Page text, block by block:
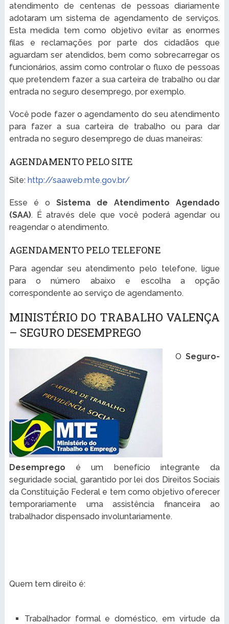
atendimento de centenas de pessoas diariamente
adotaram um sistema de agendamento de serviços.
Esta medida tem como objetivo evitar as enormes
filas e reclamações por parte dos cidadãos que
aguardam ser atendidos, bem como sobrecarregar os
funcionários, assim como controlar o fluxo de pessoas
que pretendem fazer a sua carteira de trabalho ou dar
entrada no seguro desemprego, por exemplo.
Você pode fazer o agendamento do seu atendimento
para fazer a sua carteira de trabalho ou para dar
entrada no seguro desemprego de duas maneiras:
AGENDAMENTO PELO SITE
Site: http://saaweb.mte.gov.br/
Esse é o Sistema de Atendimento Agendado
(SAA). É através dele que você poderá agendar ou
reagendar o atendimento.
AGENDAMENTO PELO TELEFONE
Para agendar seu atendimento pelo telefone, ligue
para o número abaixo e escolha a opção
correspondente ao serviço de agendamento.
MINISTÉRIO DO TRABALHO VALENÇA
– SEGURO DESEMPREGO
OSeguro-
Desemprego é um benefício integrante da
seguridade social, garantido por lei dos Direitos Sociais
da Constituição Federal e tem como objetivo oferecer
temporariamente uma assistência financeira ao
trabalhador dispensado involuntariamente.
Quem tem direito é:
Trabalhador formal e doméstico, em virtude da